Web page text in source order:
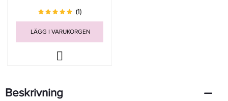
(1)
LÄGG I VARUKORGEN
Beskrivning